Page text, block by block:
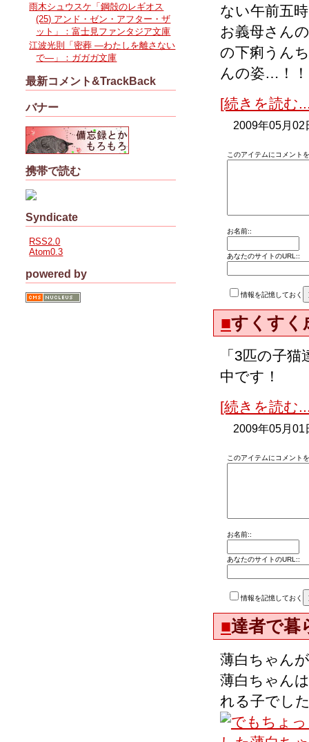
ない午前五
お義母さん
の下痢うん
んの姿…！！
[続きを読む
2009年05月
このアイテムにコメント
お名前::
あなたのサイトのURL::
情報を記憶しておく
■すくすく
「3匹の子
中です！
[続きを読む
2009年05月
このアイテムにコメント
お名前::
あなたのサイトのURL::
情報を記憶しておく
■達者で暮
薄白ちゃん
薄白ちゃん
れる子でし
雨木シュウスケ「鋼殻のレギオス
(25) アンド・ゼン・アフター・ザ
ット」：富士見ファンタジア文庫
江波光則「密葬 ―わたしを離さない
で―」：ガガガ文庫
最新コメント&TrackBack
バナー
携帯で読む
Syndicate
RSS2.0
Atom0.3
powered by